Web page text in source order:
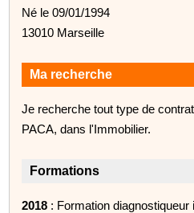
Né le 09/01/1994
13010 Marseille
Ma recherche
Je recherche tout type de
PACA, dans l'Immobilier.
Formations
2018 : Formation